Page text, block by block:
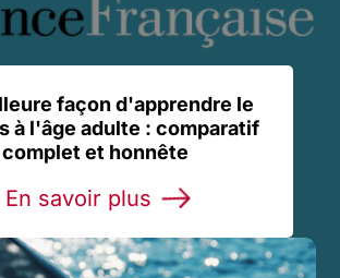
façon d'apprendre le
à l'âge adulte : comparatif
complet et honnête
En savoir plus